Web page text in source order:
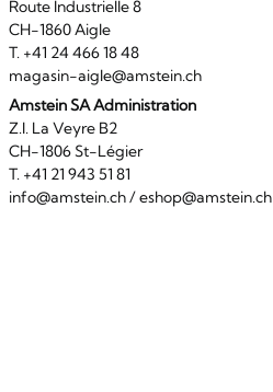
Route Industrielle 8
CH-1860 Aigle
T. +41 24 466 18 48
magasin-aigle@amstein.ch
Amstein SA Administration
Z.I. La Veyre B2
CH-1806 St-Légier
T. +41 21 943 51 81
info@amstein.ch/eshop@amstein.ch